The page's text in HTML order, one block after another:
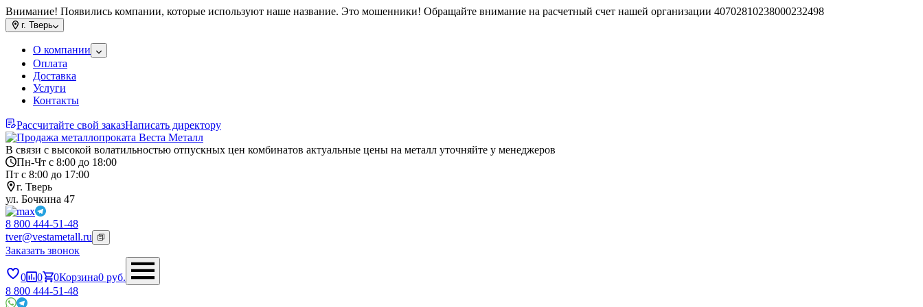
Внимание! Появились компании, которые используют наше название. Это мошенники! Обращайте внимание на расчетный счет нашей организации 40702810238000232498
г. Тверь
О компании
Оплата
Доставка
Услуги
Контакты
Рассчитайте свой заказНаписать директору
В связи с высокой волатильностью отпускных цен комбинатов актуальные цены на металл уточняйте у менеджеров
Пн-Чт с 8:00 до 18:00
Пт с 8:00 до 17:00
г. Тверь
ул. Бочкина 47
8 800 444-51-48
tver@vestametall.ru
Заказать звонок
0 0 0Корзина0 руб.
8 800 444-51-48